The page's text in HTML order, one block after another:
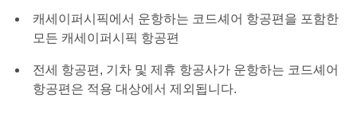
캐세이퍼시픽에서 운항하는 코드셰어 항공편을 포함한
모든 캐세이퍼시픽 항공편
전세 항공편, 기차 및 제휴 항공사가 운항하는 코드셰어
항공편은 적용 대상에서 제외됩니다.